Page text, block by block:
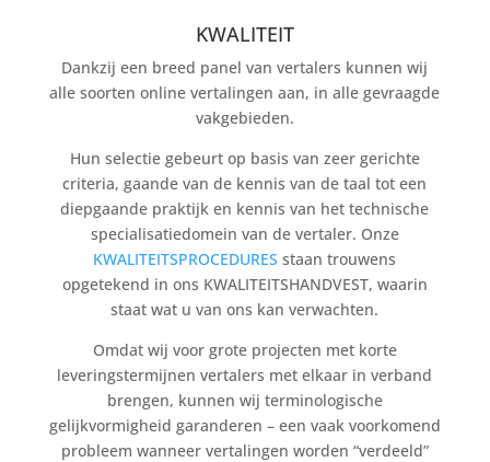
KWALITEIT
Dankzij een breed panel van vertalers kunnen wij
alle soorten online vertalingen aan, in alle gevraagde
vakgebieden.
Hun selectie gebeurt op basis van zeer gerichte
criteria, gaande van de kennis van de taal tot een
diepgaande praktijk en kennis van het technische
specialisatiedomein van de vertaler. Onze
KWALITEITSPROCEDURES staan trouwens
opgetekend in ons KWALITEITSHANDVEST, waarin
staat wat u van ons kan verwachten.
Omdat wij voor grote projecten met korte
leveringstermijnen vertalers met elkaar in verband
brengen, kunnen wij terminologische
gelijkvormigheid garanderen – een vaak voorkomend
probleem wanneer vertalingen worden “verdeeld”